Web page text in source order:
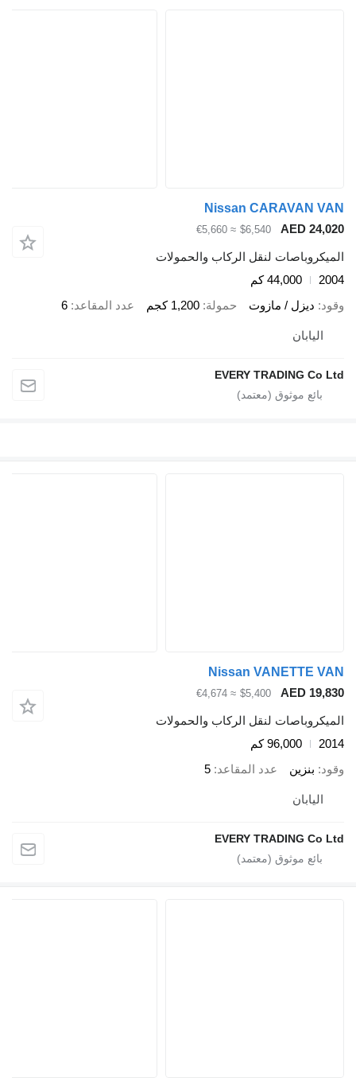
Nissan CARAVAN VAN
AED 24,020
$6,540
≈ €5,660
الميكروباصات لنقل الركاب والحمولات
2004
44,000 كم
وقود ديزل / مازوت حمولة 1,200 كجم عدد المقاعد 6
اليابان
EVERY TRADING Co Ltd
Nissan VANETTE VAN
AED 19,830
$5,400
≈ €4,674
الميكروباصات لنقل الركاب والحمولات
2014
96,000 كم
وقود بنزين عدد المقاعد 5
اليابان
EVERY TRADING Co Ltd